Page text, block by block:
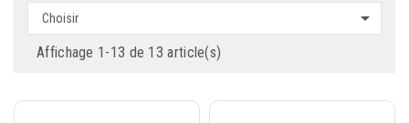
Choisir 
Affichage 1-13 de 13 article(s)